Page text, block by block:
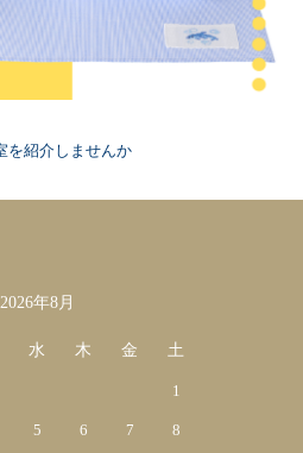
2026年8月
水 木 金 土
1
5 6 7 8